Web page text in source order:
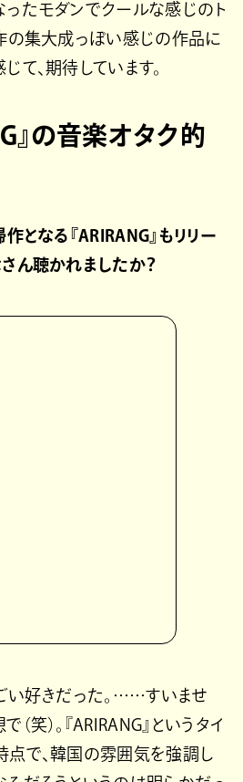
ったモダンでクールな感じのト
の集大成っぽい感じの作品に
て、期待しています。
』の音楽オタク的
なる『ARIRANG』もリリー
ん聴かれましたか？
い好きだった。……すいませ
笑）。『ARIRANG』というタイ
点で、韓国の雰囲気を強調し